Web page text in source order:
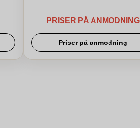
PRISER PÅ ANMODNING
Priser på anmodning